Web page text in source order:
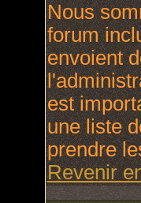
Nous
forum
envoient
est
une liste
prendre
Revenir